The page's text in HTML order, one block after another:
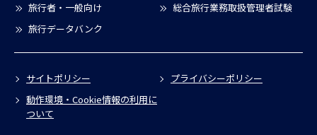
旅行者・一般向け
総合旅行業務取扱管理者試験
旅行データバンク
サイトポリシー
プライバシーポリシー
動作環境・Cookie情報の利用に
ついて